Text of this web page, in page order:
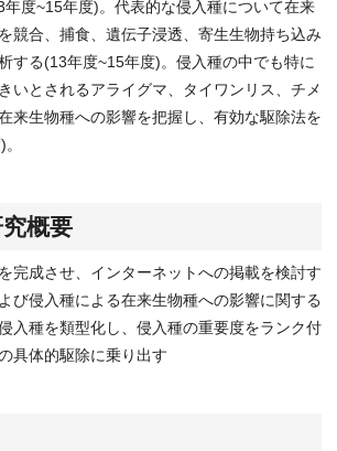
度~15年度)。代表的な侵入種について在来
競合、捕食、遺伝子浸透、寄生生物持ち込み
する(13年度~15年度)。侵入種の中でも特に
いとされるアライグマ、タイワンリス、チメ
来生物種への影響を把握し、有効な駆除法を
概要
完成させ、インターネットへの掲載を検討す
び侵入種による在来生物種への影響に関する
入種を類型化し、侵入種の重要度をランク付
具体的駆除に乗り出す